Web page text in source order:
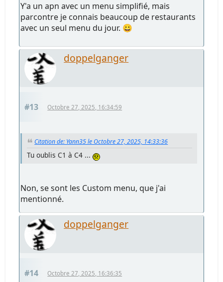
Y'a un apn avec un menu simplifié, mais
parcontre je connais beaucoup de restaurants
avec un seul menu du jour. 😀
doppelganger
#13 Octobre 27, 2025, 16:34:59
Citation de: Yann35 le Octobre 27, 2025, 14:33:36
Tu oublis C1 à C4 ...
Non, se sont les Custom menu, que j'ai
mentionné.
doppelganger
#14 Octobre 27, 2025, 16:36:35